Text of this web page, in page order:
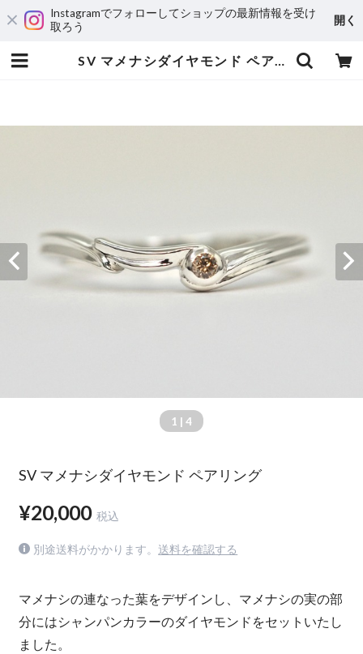
Instagramでフォローしてショップの最新情報を受け
取ろう
開く
SV マメナシダイヤモンド ペアリング | 宝飾工房 Ｋ’ｓ ＣＲＡＦＴ
1 | 4
SV マメナシダイヤモンド ペアリング
¥20,000 税込
別途送料がかかります。 送料を確認する
マメナシの連なった葉をデザインし、マメナシの実の部
分にはシャンパンカラーのダイヤモンドをセットいたし
ました。